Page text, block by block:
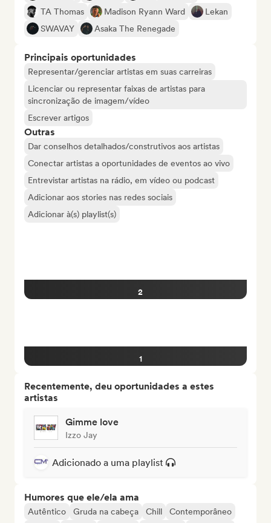
TA Thomas
Madison Ryann Ward
Lekan
SWAVAY
Asaka The Renegade
Principais oportunidades
Representar/gerenciar artistas em suas carreiras
Licenciar ou representar faixas de artistas para
sincronização de imagem/vídeo
Escrever artigos
Outras
Dar conselhos detalhados/construtivos aos artistas
Conectar artistas a oportunidades de eventos ao vivo
Entrevistar artistas na rádio, em vídeo ou podcast
Adicionar aos stories nas redes sociais
Adicionar à(s) playlist(s)
2
1
Recentemente, deu oportunidades a estes
artistas
Gimme love
Izzo Jay
Adicionado a uma playlist
Humores que ele/ela ama
Autêntico Gruda na cabeça Chill
Contemporâneo